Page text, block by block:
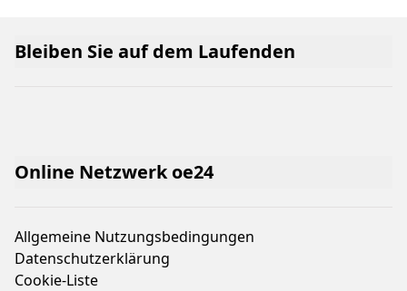
Online Netzwerk oe24
Allgemeine Nutzungsbedingungen
Datenschutzerklärung
Cookie-Liste
Bleiben Sie auf dem Laufenden